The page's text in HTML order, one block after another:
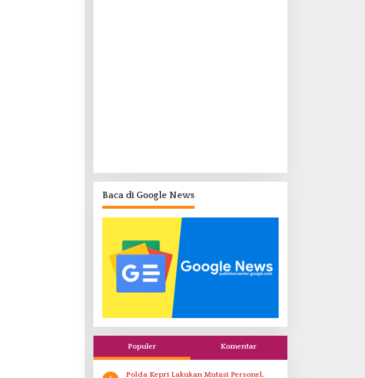
Baca di Google News
Populer Komentar
Polda Kepri Lakukan Mutasi Personel,